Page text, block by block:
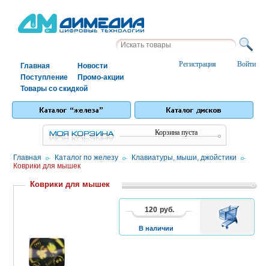
Войти
Регистрация
Главная
Новости
Поступление
Промо-акции
Товары со скидкой
Корзина пуста
Главная / Каталог по железу / Клавиатуры, мыши, джойстики /
Коврики для мышек
Коврики для мышек
2
120 руб.
В наличии
В
КОРЗИНУ